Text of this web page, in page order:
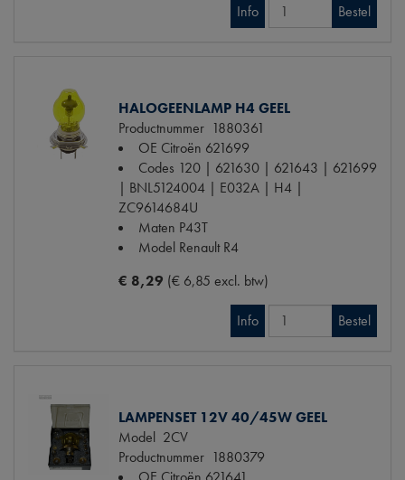
Info Bestel
HALOGEENLAMP H4 GEEL
Productnummer 1880361
OE Citroën 621699
Codes 120 | 621630 | 621643 | 621699
| BNL5124004 | E032A | H4 |
ZC9614684U
Maten P43T
Model Renault R4
€ 8,29 (€ 6,85 excl. btw)
Info Bestel
LAMPENSET 12V 40/45W GEEL
Model 2CV
Productnummer 1880379